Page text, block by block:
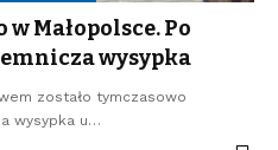
Małopolsce. Po
wysypka
zostało tymczasowo
wysypka u…